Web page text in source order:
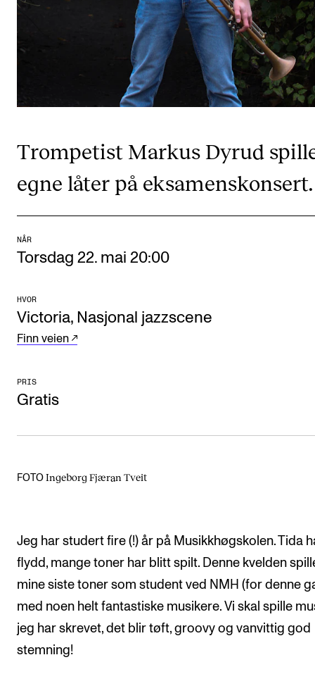
CREMAH
NordART
Utveksling
Internasjonal strategi
Nettverk
IN.TUNE
AKTUELT
Arrangementer og konserter
Ledige stillinger
INFO
For ansatte og studenter
Trompetist Markus Dyrud
egne låter på eksamenskonsert.
NÅR
Torsdag 22. mai 20:00
HVOR
Victoria, Nasjonal jazzscene
Finn veien
PRIS
Gratis
FOTO Ingeborg Fjæran Tveit
Jeg har studert fire (!) år på Musikkhøgskolen. Tida
flydd, mange toner har blitt spilt. Denne kvelden
mine siste toner som student ved NMH (for denne
med noen helt fantastiske musikere. Vi skal spille
jeg har skrevet, det blir tøft, groovy og vanvittig god
stemning!